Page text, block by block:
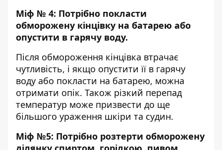
Міф № 4: Потрібно покласти
обморожену кінцівку на батарею або
опустити в гарячу воду.
Після обмороження кінцівка втрачає
чутливість, і якщо опустити її в гарячу
воду або покласти на батарею, можна
отримати опік. Також різкий перепад
температур може призвести до ще
більшого ураження шкіри та судин.
Міф №5: Потрібно розтерти обморожену